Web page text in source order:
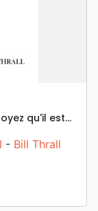
qu'il est…
- Bill Thrall